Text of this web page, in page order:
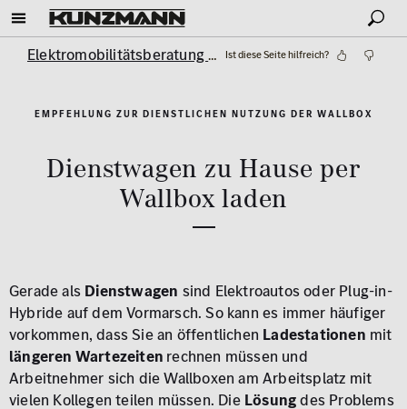
Elektromobilitätsberatung Dienstliche Nutzung der
Ist diese Seite hilfreich?
EMPFEHLUNG ZUR DIENSTLICHEN NUTZUNG DER WALLBOX
Dienstwagen zu Hause per
Wallbox laden
Gerade als Dienstwagen sind Elektroautos oder Plug-in-
Hybride auf dem Vormarsch. So kann es immer häufiger
vorkommen, dass Sie an öffentlichen Ladestationen mit
längeren Wartezeiten rechnen müssen und
Arbeitnehmer sich die Wallboxen am Arbeitsplatz mit
vielen Kollegen teilen müssen. Die Lösungdes Problems